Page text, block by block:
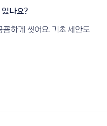
하게 씻어요. 기초 세안도